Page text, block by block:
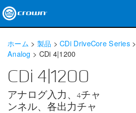
アプリケーション
ネットワークオーディオ
購入先
ホーム > 製品 >CDi DriveCore Series>
Analog > CDi 4|1200
CDi 4|1200
アナログ入力、4チャ
ンネル、各出力チャ